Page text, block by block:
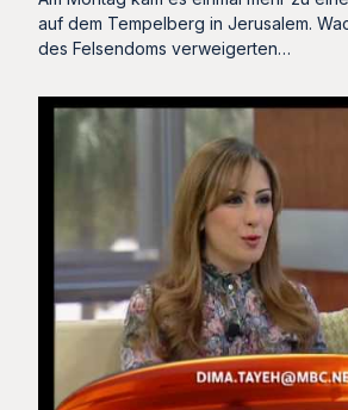
auf dem Tempelberg in Jerusalem.
des Felsendoms verweigerten…